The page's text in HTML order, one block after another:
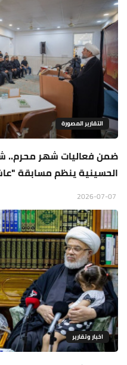
التقارير المصورة
ضمن فعاليات شهر محرم..
الحسينية ينظم مسابقة
اخبار وتقارير